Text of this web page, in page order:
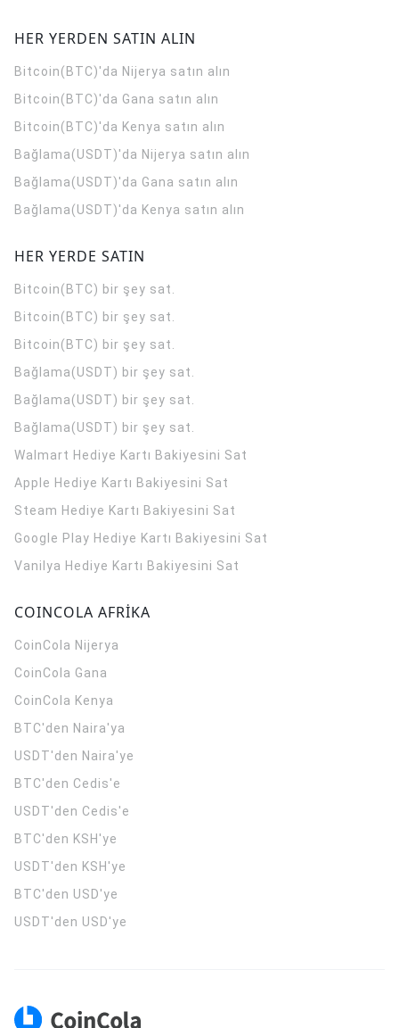
HER YERDEN SATIN ALIN
Bitcoin(BTC)'da Nijerya satın alın
Bitcoin(BTC)'da Gana satın alın
Bitcoin(BTC)'da Kenya satın alın
Bağlama(USDT)'da Nijerya satın alın
Bağlama(USDT)'da Gana satın alın
Bağlama(USDT)'da Kenya satın alın
HER YERDE SATIN
Bitcoin(BTC) bir şey sat.
Bitcoin(BTC) bir şey sat.
Bitcoin(BTC) bir şey sat.
Bağlama(USDT) bir şey sat.
Bağlama(USDT) bir şey sat.
Bağlama(USDT) bir şey sat.
Walmart Hediye Kartı Bakiyesini Sat
Apple Hediye Kartı Bakiyesini Sat
Steam Hediye Kartı Bakiyesini Sat
Google Play Hediye Kartı Bakiyesini Sat
Vanilya Hediye Kartı Bakiyesini Sat
COINCOLA AFRİKA
CoinCola Nijerya
CoinCola Gana
CoinCola Kenya
BTC'den Naira'ya
USDT'den Naira'ye
BTC'den Cedis'e
USDT'den Cedis'e
BTC'den KSH'ye
USDT'den KSH'ye
BTC'den USD'ye
USDT'den USD'ye